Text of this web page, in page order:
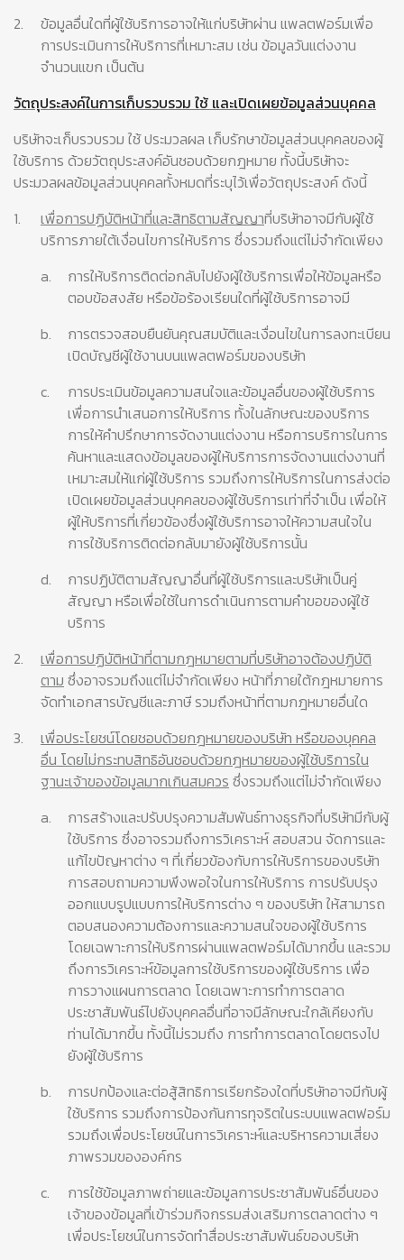
2.
ข้อมูลอื่นใดที่ผู้ใช้บริการอาจให้แก่บริษัทผ่าน แพลตฟอร์มเพื่อ
การประเมินการให้บริการที่เหมาะสม เช่น ข้อมูลวันแต่งงาน
จำนวนแขก เป็นต้น
วัตถุประสงค์ในการเก็บรวบรวม ใช้ และเปิดเผยข้อมูลส่วนบุคคล
บริษัทจะเก็บรวบรวม ใช้ ประมวลผล เก็บรักษาข้อมูลส่วนบุคคลของผู้
ใช้บริการ ด้วยวัตถุประสงค์อันชอบด้วยกฎหมาย ทั้งนี้บริษัทจะ
ประมวลผลข้อมูลส่วนบุคคลทั้งหมดที่ระบุไว้เพื่อวัตถุประสงค์ ดังนี้
1.
เพื่อการปฏิบัติหน้าที่และสิทธิตามสัญญาที่บริษัทอาจมีกับผู้ใช้
บริการภายใต้เงื่อนไขการให้บริการ ซึ่งรวมถึงแต่ไม่จำกัดเพียง
a.
การให้บริการติดต่อกลับไปยังผู้ใช้บริการเพื่อให้ข้อมูลหรือ
ตอบข้อสงสัย หรือข้อร้องเรียนใดที่ผู้ใช้บริการอาจมี
b.
การตรวจสอบยืนยันคุณสมบัติและเงื่อนไขในการลงทะเบียน
เปิดบัญชีผู้ใช้งานบนแพลตฟอร์มของบริษัท
c.
การประเมินข้อมูลความสนใจและข้อมูลอื่นของผู้ใช้บริการ
เพื่อการนำเสนอการให้บริการ ทั้งในลักษณะของบริการ
การให้คำปรึกษาการจัดงานแต่งงาน หรือการบริการในการ
ค้นหาและแสดงข้อมูลของผู้ให้บริการการจัดงานแต่งงานที่
เหมาะสมให้แก่ผู้ใช้บริการ รวมถึงการให้บริการในการส่งต่อ
เปิดเผยข้อมูลส่วนบุคคลของผู้ใช้บริการเท่าที่จำเป็น เพื่อให้
ผู้ให้บริการที่เกี่ยวข้องซึ่งผู้ใช้บริการอาจให้ความสนใจใน
การใช้บริการติดต่อกลับมายังผู้ใช้บริการนั้น
d.
การปฏิบัติตามสัญญาอื่นที่ผู้ใช้บริการและบริษัทเป็นคู่
สัญญา หรือเพื่อใช้ในการดำเนินการตามคำขอของผู้ใช้
บริการ
2.
เพื่อการปฏิบัติหน้าที่ตามกฎหมายตามที่บริษัทอาจต้องปฏิบัติ
ตาม ซึ่งอาจรวมถึงแต่ไม่จำกัดเพียง หน้าที่ภายใต้กฎหมายการ
จัดทำเอกสารบัญชีและภาษี รวมถึงหน้าที่ตามกฎหมายอื่นใด
3.
เพื่อประโยชน์โดยชอบด้วยกฎหมายของบริษัท หรือของบุคคล
อื่น โดยไม่กระทบสิทธิอันชอบด้วยกฎหมายของผู้ใช้บริการใน
ฐานะเจ้าของข้อมูลมากเกินสมควร ซึ่งรวมถึงแต่ไม่จำกัดเพียง
a.
การสร้างและปรับปรุงความสัมพันธ์ทางธุรกิจที่บริษัทมีกับผู้
ใช้บริการ ซึ่งอาจรวมถึงการวิเคราะห์ สอบสวน จัดการและ
แก้ไขปัญหาต่าง ๆ ที่เกี่ยวข้องกับการให้บริการของบริษัท
การสอบถามความพึงพอใจในการให้บริการ การปรับปรุง
ออกแบบรูปแบบการให้บริการต่าง ๆ ของบริษัท ให้สามารถ
ตอบสนองความต้องการและความสนใจของผู้ใช้บริการ
โดยเฉพาะการให้บริการผ่านแพลตฟอร์มได้มากขึ้น และรวม
ถึงการวิเคราะห์ข้อมูลการใช้บริการของผู้ใช้บริการ เพื่อ
การวางแผนการตลาด โดยเฉพาะการทำการตลาด
ประชาสัมพันธ์ไปยังบุคคลอื่นที่อาจมีลักษณะใกล้เคียงกับ
ท่านได้มากขึ้น ทั้งนี้ไม่รวมถึง การทำการตลาดโดยตรงไป
ยังผู้ใช้บริการ
b.
การปกป้องและต่อสู้สิทธิการเรียกร้องใดที่บริษัทอาจมีกับผู้
ใช้บริการ รวมถึงการป้องกันการทุจริตในระบบแพลตฟอร์ม
รวมถึงเพื่อประโยชน์ในการวิเคราะห์และบริหารความเสี่ยง
ภาพรวมขององค์กร
c.
การใช้ข้อมูลภาพถ่ายและข้อมูลการประชาสัมพันธ์อื่นของ
เจ้าของข้อมูลที่เข้าร่วมกิจกรรมส่งเสริมการตลาดต่าง ๆ
เพื่อประโยชน์ในการจัดทำสื่อประชาสัมพันธ์ของบริษัท